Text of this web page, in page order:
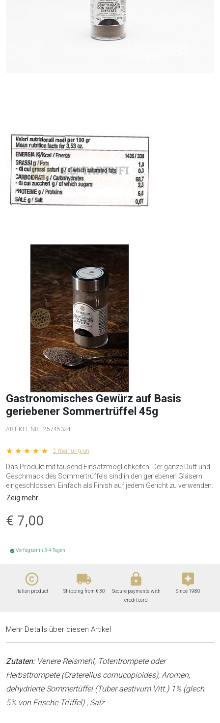
Gastronomisches Gewürz auf Basis
geriebener Sommertrüffel 45g
ARTIKEL NR.: 25745324
star star star star star 2 meinung/en
Das Produkt mit tausend Einsatzmöglichkeiten. Der ganze Duft und
Geschmack des Sommertrüffels sind in den geriebenen Gläsern
eingeschlossen. Einfach als Finish auf jedem Gericht zu verwenden.
Zeig mehr
€ 7,00
check_circle Verfügbar in 3-4 Tagen
copyright
Italian product
local_shipping
Shipping from € 30
lock
Secure payments with
credit card
assistant
Since 1980
Mehr Details über diesen Artikel
Zutaten:Venere Reismehl, Totentrompete oder
Herbsttrompete (Craterellus cornucopioides), Aromen,
dehydrierte Sommertüffel (Tuber aestivum Vitt.) 1% (glech
5% von Frische Trüffel) , Salz.